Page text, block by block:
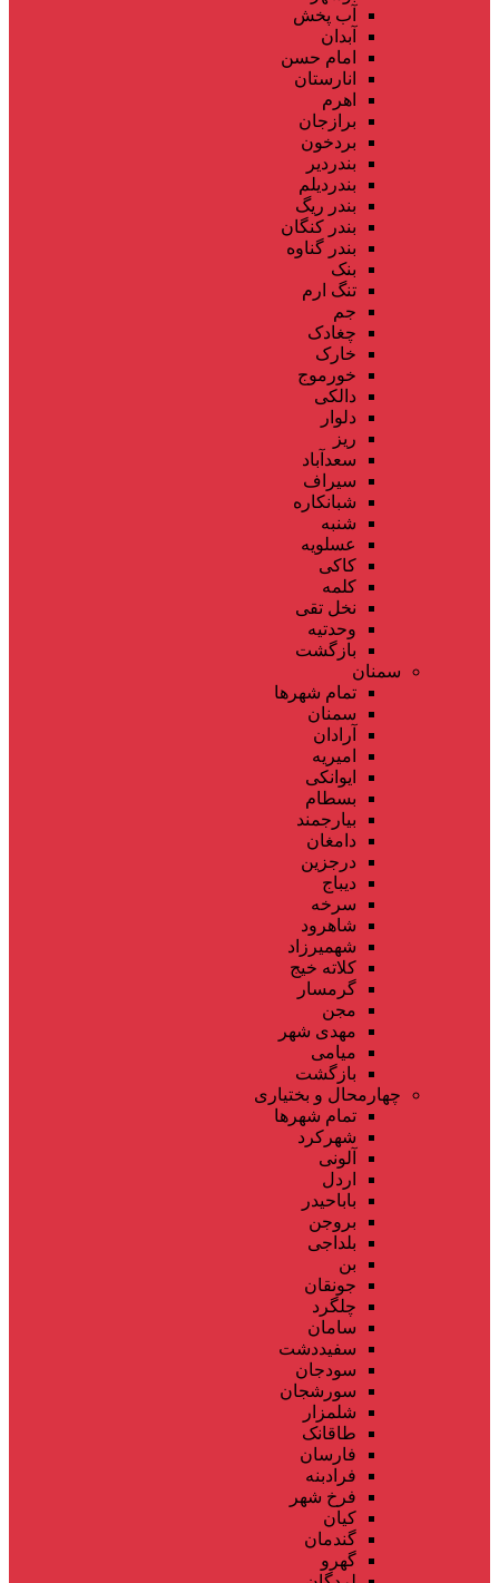
آب پخش
آبدان
امام حسن
انارستان
اهرم
برازجان
بردخون
بندردیر
بندردیلم
بندر ریگ
بندر کنگان
بندر گناوه
بنک
تنگ ارم
جم
چغادک
خارک
خورموج
دالکی
دلوار
ریز
سعدآباد
سیراف
شبانکاره
شنبه
عسلویه
کاکی
کلمه
نخل تقی
وحدتیه
بازگشت
سمنان
تمام شهر‌ها
سمنان
آرادان
امیریه
ایوانکی
بسطام
بیارجمند
دامغان
درجزین
دیباج
سرخه
شاهرود
شهمیرزاد
کلاته خیج
گرمسار
مجن
مهدی شهر
میامی
بازگشت
چهارمحال و بختیاری
تمام شهر‌ها
شهرکرد
آلونی
اردل
باباحیدر
بروجن
بلداجی
بن
جونقان
چلگرد
سامان
سفیددشت
سودجان
سورشجان
شلمزار
طاقانک
فارسان
فرادبنه
فرخ شهر
کیان
گندمان
گهرو